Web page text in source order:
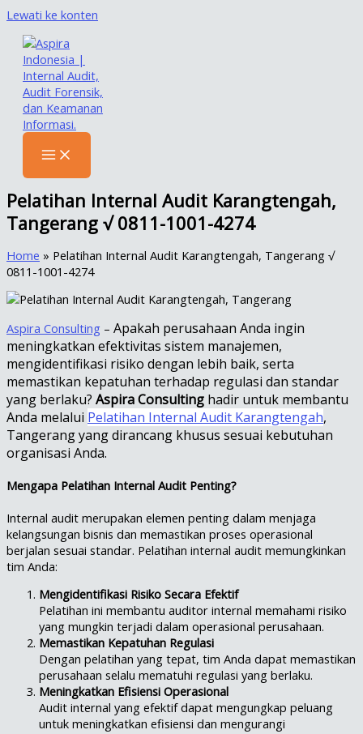
Lewati ke konten
Pelatihan Internal Audit Karangtengah,
Tangerang √ 0811-1001-4274
Home » Pelatihan Internal Audit Karangtengah, Tangerang √
0811-1001-4274
Aspira Consulting – Apakah perusahaan Anda ingin
meningkatkan efektivitas sistem manajemen,
mengidentifikasi risiko dengan lebih baik, serta
memastikan kepatuhan terhadap regulasi dan standar
yang berlaku? Aspira Consulting hadir untuk membantu
Anda melalui Pelatihan Internal Audit Karangtengah,
Tangerang yang dirancang khusus sesuai kebutuhan
organisasi Anda.
Mengapa Pelatihan Internal Audit Penting?
Internal audit merupakan elemen penting dalam menjaga
kelangsungan bisnis dan memastikan proses operasional
berjalan sesuai standar. Pelatihan internal audit memungkinkan
tim Anda:
Mengidentifikasi Risiko Secara Efektif
Pelatihan ini membantu auditor internal memahami risiko
yang mungkin terjadi dalam operasional perusahaan.
Memastikan Kepatuhan Regulasi
Dengan pelatihan yang tepat, tim Anda dapat memastikan
perusahaan selalu mematuhi regulasi yang berlaku.
Meningkatkan Efisiensi Operasional
Audit internal yang efektif dapat mengungkap peluang
untuk meningkatkan efisiensi dan mengurangi